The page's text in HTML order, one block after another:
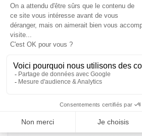
Magasin Pièces Auto
05 94 25 22 03
Lundi : 8h30 à 12h et 14h à 17h
Mar-Jeu : 8h à 12h et 14h à 17h
Vendredi : 8h à 12h30 et 14h à 16h